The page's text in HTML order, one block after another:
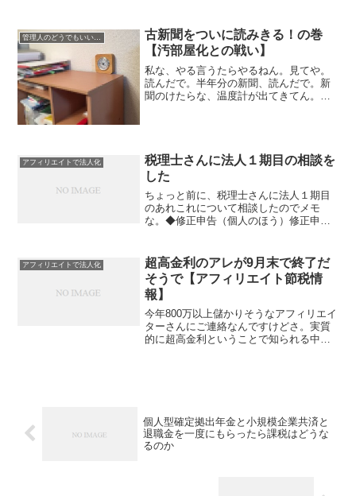
がきた。そりゃそうだ。銀行残高がなか
ったんだもん。なぜ...
古新聞をついに読みきる！の巻
【汚部屋化との戦い】
私な、やる言うたらやるねん。見てや。
読んだで。半年分の新聞、読んだで。新
聞のけたらな、温度計が出てきてん。こ
アフィリエイトで法人化
税理士さんに法人１期目の相談を
した
ちょっと前に、税理士さんに法人１期目
のあれこれについて相談したのでメモ
な。◆修正申告（個人のほう）修正申告
るかもしれないので、それなら今年のほ
うがいいか？など。結論はよ...
アフィリエイトで法人化
超高金利のアレが9月末で終了だ
そうで【アフィリエイト節税情
報】
今年800万以上儲かりそうなアフィリエイ
ターさんにご連絡なんですけどさ。実質
的に超高金利ということで知られる中小
個人型確定拠出年金と小規模企業共済と
退職金を一度にもらったら課税はどうな
るのか